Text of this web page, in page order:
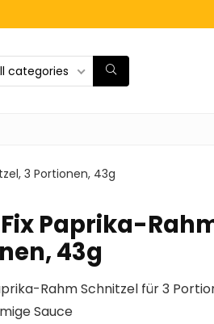
categories
3 Portionen, 43g
Paprika-
43g
Rahm Schnitzel für 3
Sauce